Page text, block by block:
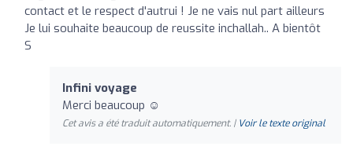
contact et le respect d'autrui ! Je ne vais nul part ailleurs
Je lui souhaite beaucoup de reussite inchallah.. A bientôt
S
Infini voyage
Merci beaucoup ☺️
Cet avis a été traduit automatiquement. | Voir le texte original